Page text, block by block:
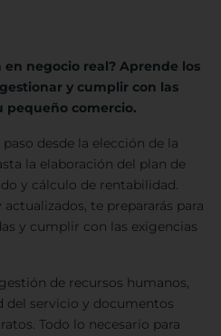
negocio real? Aprende los
y cumplir con las
pequeño comercio.
desde la elección de la
la elaboración del plan de
y cálculo de rentabilidad.
te prepararás para
y cumplir con las exigencias
de recursos humanos,
del servicio y documentos
Todo lo necesario para